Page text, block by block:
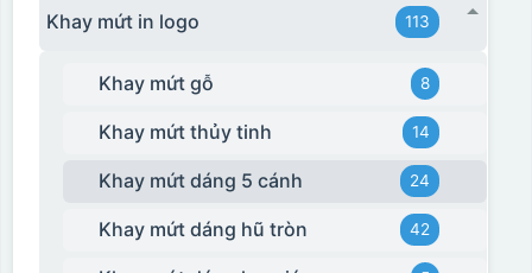
Khay mứt in logo 113
Khay mứt gỗ 8
Khay mứt thủy tinh 14
Khay mứt dáng 5 cánh 24
Khay mứt dáng hũ tròn 42